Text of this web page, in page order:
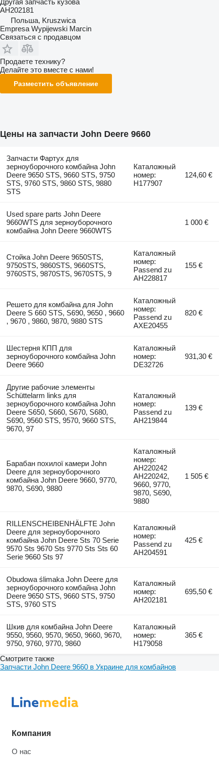
AH202181
Польша, Kruszwica
Empresa Wypijewski Marcin
Связаться с продавцом
Продаете технику?
Делайте это вместе с нами!
Разместить объявление
Цены на запчасти John Deere 9660
Запчасти Фартух для
зерноуборочного комбайна John
Deere 9650 STS, 9660 STS, 9750
STS, 9760 STS, 9860 STS, 9880
STS
Каталожный
номер:
H177907
124,60 €
Used spare parts John Deere
9660WTS для зерноуборочного
комбайна John Deere 9660WTS
1 000 €
Стойка John Deere 9650STS,
9750STS, 9860STS, 9660STS,
9760STS, 9870STS, 9670STS, 9
Каталожный
номер:
Passend zu
AH228817
155 €
Решето для комбайна для John
Deere S 660 STS, S690, 9650 , 9660
, 9670 , 9860, 9870, 9880 STS
Каталожный
номер:
Passend zu
AXE20455
820 €
Шестерня КПП для
зерноуборочного комбайна John
Deere 9660
Каталожный
номер:
DE32726
931,30 €
Другие рабочие элементы
Schüttelarm links для
зерноуборочного комбайна John
Deere S650, S660, S670, S680,
S690, 9560 STS, 9570, 9660 STS,
9670, 97
Каталожный
номер:
Passend zu
AH219844
139 €
Барабан похилої камери John
Deere для зерноуборочного
комбайна John Deere 9660, 9770,
9870, S690, 9880
Каталожный
номер:
AH220242
AH220242,
9660, 9770,
9870, S690,
9880
1 505 €
RILLENSCHEIBENHÄLFTE John
Deere для зерноуборочного
комбайна John Deere Sts 70 Serie
9570 Sts 9670 Sts 9770 Sts Sts 60
Serie 9660 Sts 97
Каталожный
номер:
Passend zu
AH204591
425 €
Obudowa ślimaka John Deere для
зерноуборочного комбайна John
Deere 9650 STS, 9660 STS, 9750
STS, 9760 STS
Каталожный
номер:
AH202181
695,50 €
Шкив для комбайна John Deere
9550, 9560, 9570, 9650, 9660, 9670,
9750, 9760, 9770, 9860
Каталожный
номер:
H179058
365 €
Смотрите также
Запчасти John Deere 9660 в Украине для комбайнов
Компания
О нас